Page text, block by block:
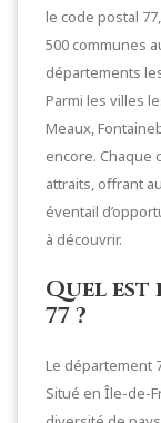
le code postal
500 communes
départements
Parmi les villes
Meaux,
encore. Chaque
attraits, offrant
éventail
à découvrir.
Quel est
77 ?
Le département
Situé en Île-de-